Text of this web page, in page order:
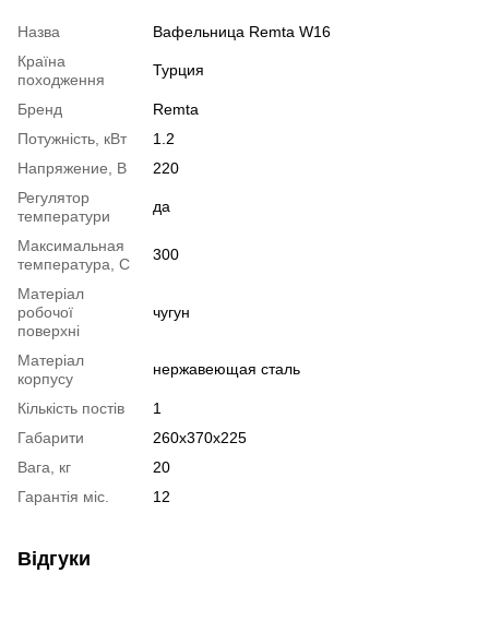
Назва
Вафельница Remta W16
Країна
походження
Турция
Бренд
Remta
Потужність, кВт
1.2
Напряжение, В
220
Регулятор
температури
да
Максимальная
температура, С
300
Матеріал
робочої
поверхні
чугун
Матеріал
корпусу
нержавеющая сталь
Кількість постів
1
Габарити
260x370x225
Вага, кг
20
Гарантія міс.
12
Відгуки